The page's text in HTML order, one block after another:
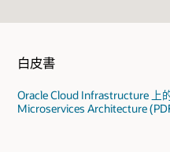
每個 AD 包含 3 個故障領域。
操作系統清單，例如Oracle
白皮書
Oracle Cloud Infrastructure 上
Microservices Architecture